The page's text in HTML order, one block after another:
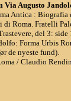
Via Augusto
Antica : Biografia
di Roma. Fratelli
del 3: side
Forma Urbis
de nyeste fund).
/ Claudio